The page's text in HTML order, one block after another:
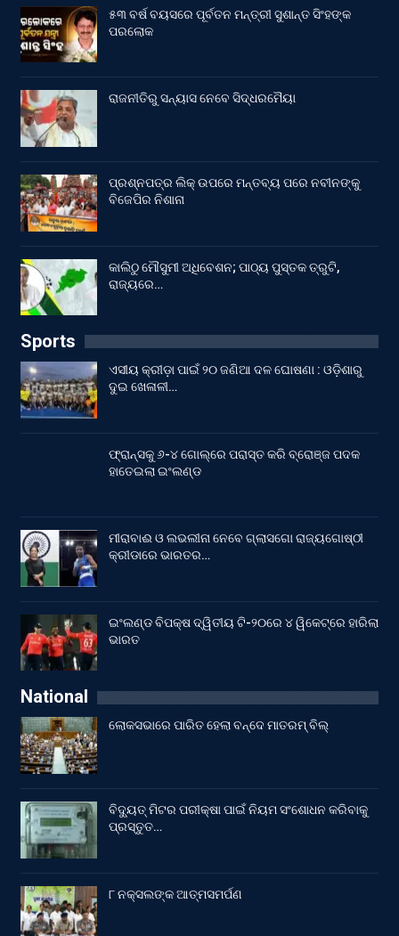
୫୩ ବର୍ଷ ବୟସରେ ପୂର୍ବତନ ମନ୍ତ୍ରୀ ସୁଶାନ୍ତ ସିଂହଙ୍କ
ପରଲୋକ
ରାଜନୀତିରୁ ସନ୍ୟାସ ନେବେ ସିଦ୍ଧରମୈୟା
ପ୍ରଶ୍ନପତ୍ର ଲିକ୍ ଉପରେ ମନ୍ତବ୍ୟ ପରେ ନବୀନଙ୍କୁ
ବିଜେପିର ନିଶାନା
କାଲିଠୁ ମୌସୁମୀ ଅଧିବେଶନ; ପାଠ୍ୟ ପୁସ୍ତକ ତ୍ରୁଟି,
ରାଜ୍ୟରେ…
Sports
ଏସୀୟ କ୍ରୀଡ଼ା ପାଇଁ ୨୦ ଜଣିଆ ଦଳ ଘୋଷଣା : ଓଡ଼ିଶାରୁ
ଦୁଇ ଖେଳାଳୀ…
ଫ୍ରାନ୍ସକୁ ୬-୪ ଗୋଲ୍‌ରେ ପରାସ୍ତ କରି ବ୍ରୋଞ୍ଜ ପଦକ
ହାତେଇଲା ଇଂଲଣ୍ଡ
ମୀରାବାଈ ଓ ଲଭଲୀନା ନେବେ ଗ୍ଲାସଗୋ ରାଜ୍ୟଗୋଷ୍ଠୀ
କ୍ରୀଡାରେ ଭାରତର…
ଇଂଲଣ୍ଡ ବିପକ୍ଷ ଦ୍ୱିତୀୟ ଟି-୨୦ରେ ୪ ୱିକେଟ୍‌ରେ ହାରିଲା
ଭାରତ
National
ଲୋକସଭାରେ ପାରିତ ହେଲା ବନ୍ଦେ ମାତରମ୍‌ ବିଲ୍‌
ବିଦ୍ୟୁତ୍ ମିଟର ପରୀକ୍ଷା ପାଇଁ ନିୟମ ସଂଶୋଧନ କରିବାକୁ
ପ୍ରସ୍ତୁତ…
୮ ନକ୍ସଲଙ୍କ ଆତ୍ମସମର୍ପଣ